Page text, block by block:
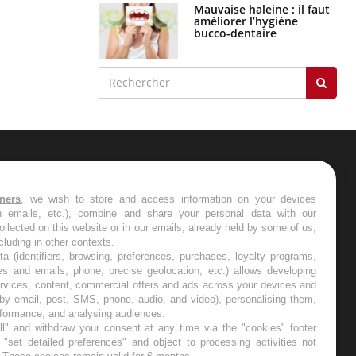
Mauvaise haleine : il faut
améliorer l’hygiène
bucco-dentaire
les semaines les meilleures
, we wish to store and access information on your devices
emails, etc.), combine and share your personal data with our
on this website or in our emails, already held by some of us,
in other contexts.
(identifiers, browsing, preferences, purchases, loyalty programs,
and emails, phone, precise geolocation, etc.) allows developing
content, commercial offers and ads across your devices and
email, post, SMS, phone, audio, and video), personalising them,
and analysing audiences.
and withdraw your consent at any time via the "cookies" footer
detailed preferences" and object to processing activities not